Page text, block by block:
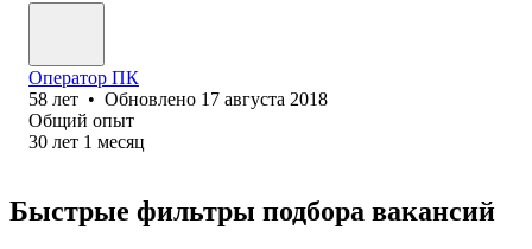
Оператор ПК
58 лет • Обновлено 17 августа 2018
Общий опыт
30 лет 1 месяц
Быстрые фильтры подбора вакансий